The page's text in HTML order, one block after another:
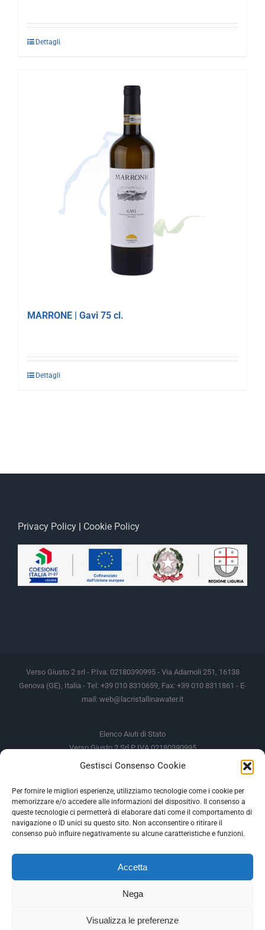
Gestisci Consenso Cookie
Per fornire le migliori esperienze, utilizziamo tecnologie come i cookie per
memorizzare e/o accedere alle informazioni del dispositivo. Il consenso a
queste tecnologie ci permetterà di elaborare dati come il comportamento di
navigazione o ID unici su questo sito. Non acconsentire o ritirare il
consenso può influire negativamente su alcune caratteristiche e funzioni.
Accetta
Nega
Visualizza le preferenze
Dettagli
MARRONE | Gavi 75 cl.
Dettagli
Privacy Policy | Cookie Policy
Verso Giusto 2 srl - P.Iva: 02180390995 - Via Adamoli 251, 16138
Genova (GE), Italia - Tel: +39 010 8310659, Fax: +39 010 8311861 - E-
mail: web@lacristallinawater.it
Elenco Aiuti di Stato
Verso Giusto 2 Srl P IVA 02180390995
Soggetto Erogante
Somma Incassata
Agenzia delle Entrate
49.338,00 €
Agenzia delle Entrate
49.338,00 €
M.I.S.E
935,34 €
Gli altri aiuti di Stato sono consultabili sul REGISTRO NAZIONALE
--